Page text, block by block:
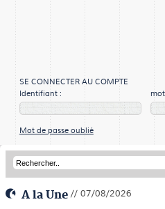
SE CONNECTER AU COMPTE
Identifiant :
Mot de passe oublié
A la Une // 07/08/2026